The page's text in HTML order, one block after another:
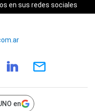
en sus redes sociales
en